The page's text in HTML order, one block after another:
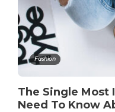
Fashion
The Single Most
Need To Know